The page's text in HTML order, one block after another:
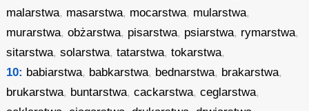
malarstwa, masarstwa, mocarstwa, mularstwa,
murarstwa,obżarstwa, pisarstwa, psiarstwa, rymarstwa,
sitarstwa,solarstwa,tatarstwa,tokarstwa,
10: babiarstwa, babkarstwa, bednarstwa, brakarstwa,
brukarstwa, buntarstwa,cackarstwa,ceglarstwa,